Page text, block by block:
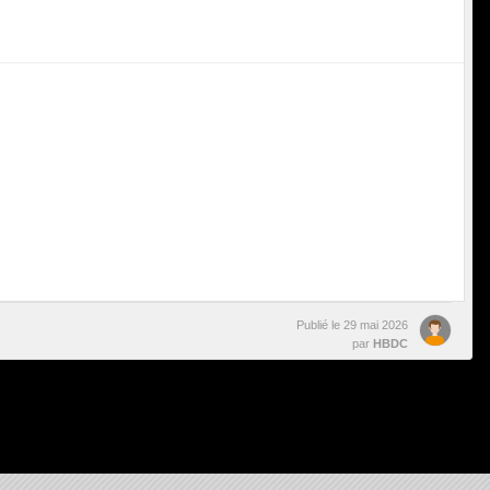
Publié le 29 mai 2026
par HBDC